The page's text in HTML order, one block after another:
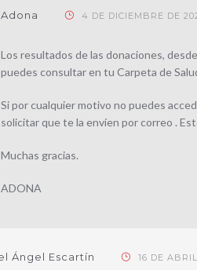
Adona 4 DE DICIEMBRE DE
Los resultados de las donaciones,
puedes consultar en tu Carpeta de
Si por cualquier motivo no puedes
solicitar que te la envíen por correo .
Muchas gracias.
ADONA
Ángel Escartín 16 DE